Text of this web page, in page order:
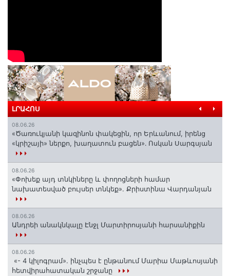
ԼՐԱՀՈՍ
08.06.26
«Ծառուկյանի կազինոն փակեցին, որ Երևանում, իրենց
«կրիշայի» ներքո, խաղատուն բացեն»․ Ոսկան Սարգսյան
08.06.26
«Փոխեք այդ տնկիները և փողոցների համար
նախատեսված բույսեր տնկեք». Քրիստինա Վարդանյան
08.06.26
Անդրեի անակնկալը Էնջլ Մարտիրոսյանի հարսանիքին
08.06.26
«- 4 կիլոգրամ». ինչպես է ընթանում Մարիա Մաթևոսյանի
հետվիրահատական շրջանը